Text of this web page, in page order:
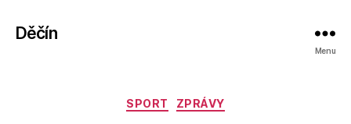
Děčín
Menu
Rubriky
SPORT ZPRÁVY